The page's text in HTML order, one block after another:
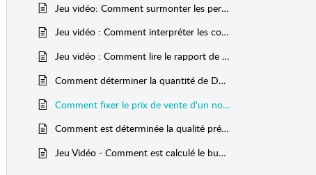
Jeu vidéo: Comment surmonter les pertes et les résultats inattendus ?
Jeu vidéo : Comment interpréter les concepts clés de l'État des résultats ?
Jeu vidéo : Comment lire le rapport de ventes ?
Comment déterminer la quantité de DVD à produire ?
Comment fixer le prix de vente d'un nouveau jeu vidéo ?
Comment est déterminée la qualité prévisionnelle d'un jeu vidéo ?
Jeu Vidéo - Comment est calculé le budget prévisionnel?